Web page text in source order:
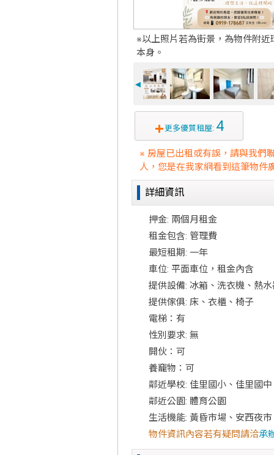
※以上照片若為街景，為物件附近
本身。
◄
更多優質租屋: 4
※ 房屋已出租或有誤，請與我們
人，您是在我家網看到這筆物件
詳細資訊
押金: 兩個月租金
租金包含: 管理費
最短租期: 一年
車位: 平面車位，租金內含
提供設備: 冰箱、洗衣機、熱
提供傢俱: 床、衣櫃、椅子
電梯：有
性別要求: 無
開伙：可
養竉物：可
鄰近學校: 佳里國小、佳里國中
鄰近公園: 體育公園
生活機能: 黃昏市場、安西夜市
物件資訊內容若有疑問請洽承